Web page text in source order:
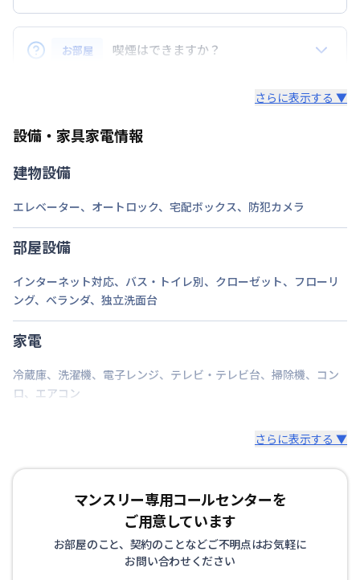
次回更新日
情報更新日より14日以内
お持ち込みいただけます。
ただし、標準設備として部屋に備え付けの家具・家電
以外の扱いについては当社では責任を負いかねます。
また、お持ち込みいただいた家具や家電はご退去時に
お部屋 喫煙はできますか？
さらに表示する ▼
設備・家具家電情報
建物設備
エレベーター、 オートロック、 宅配ボックス、 防犯カメラ
部屋設備
インターネット対応、 バス・トイレ別、 クローゼット、 フローリ
ング、 ベランダ、 独立洗面台
家電
冷蔵庫、 洗濯機、 電子レンジ、 テレビ・テレビ台、 掃除機、 コン
ロ、 エアコン
さらに表示する ▼
マンスリー専用コールセンターを
ご用意しています
お部屋のこと、契約のことなどご不明点はお気軽に
お問い合わせください